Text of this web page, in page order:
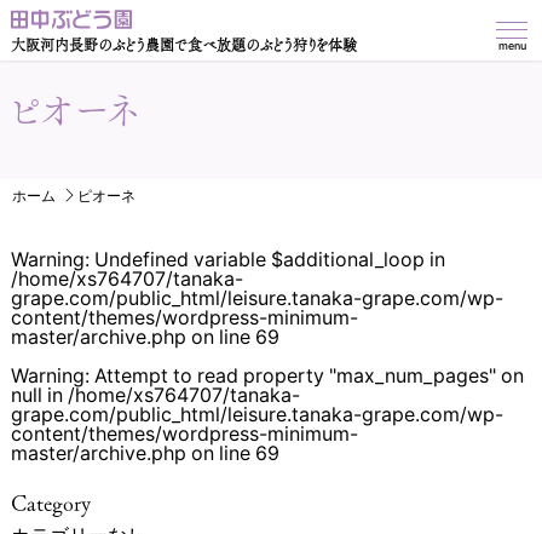
大阪河内長野のぶどう農園で食べ放題のぶどう狩りを体験 menu
ピオーネ
ホーム ピオーネ
Warning: Undefined variable $additional_loop in
/home/xs764707/tanaka-
grape.com/public_html/leisure.tanaka-grape.com/wp-
content/themes/wordpress-minimum-
master/archive.php on line69
Warning: Attempt to read property "max_num_pages" on
null in /home/xs764707/tanaka-
grape.com/public_html/leisure.tanaka-grape.com/wp-
content/themes/wordpress-minimum-
master/archive.php on line69
Category